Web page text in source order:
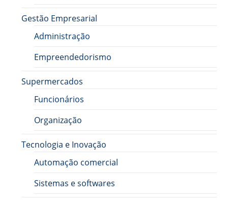
Gestão Empresarial
Administração
Empreendedorismo
Supermercados
Funcionários
Organização
Tecnologia e Inovação
Automação comercial
Sistemas e softwares